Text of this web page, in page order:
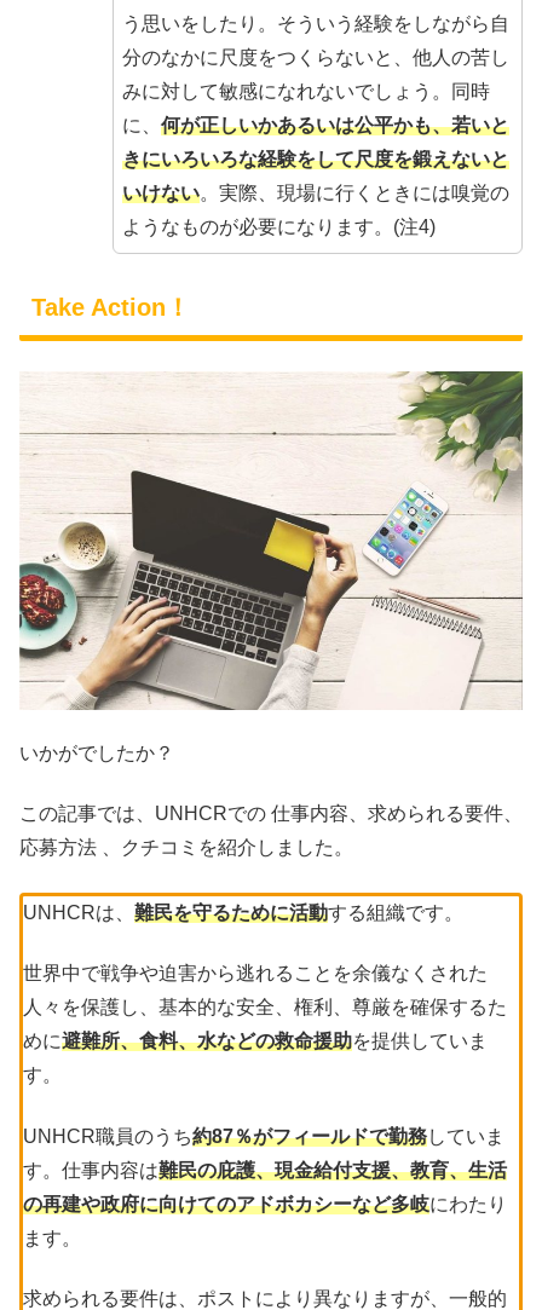
う思いをしたり。そういう経験をしながら自
分のなかに尺度をつくらないと、他人の苦し
みに対して敏感になれないでしょう。同時
に、 何が正しいかあるいは公平かも、若いと
きにいろいろな経験をして尺度を鍛えないと
いけない。実際、現場に行くときには嗅覚の
ようなものが必要になります。(注4)
Take Action！
いかがでしたか？
この記事では、UNHCRでの 仕事内容、求められる要件、
応募方法 、クチコミを紹介しました。
UNHCRは、 難民を守るために活動する組織です。
世界中で戦争や迫害から逃れることを余儀なくされた
人々を保護し、基本的な安全、権利、尊厳を確保するた
めに避難所、食料、水などの救命援助を提供していま
す。
UNHCR職員のうち約87％がフィールドで勤務していま
す。仕事内容は難民の庇護、現金給付支援、教育、生活
の再建や政府に向けてのアドボカシーなど多岐にわたり
ます。
求められる要件は、ポストにより異なりますが、一般的